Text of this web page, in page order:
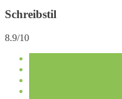
Schreibstil
8.9/10